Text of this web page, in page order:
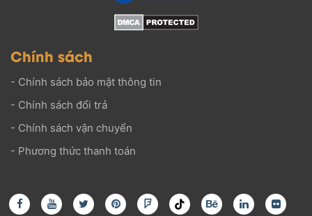
Chính sách
- Chính sách bảo mật thông tin
- Chính sách đổi trả
- Chính sách vận chuyển
- Phương thức thanh toán